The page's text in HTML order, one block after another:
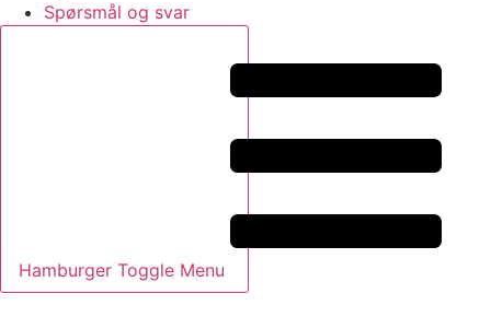
Spørsmål og svar
Hamburger Toggle Menu